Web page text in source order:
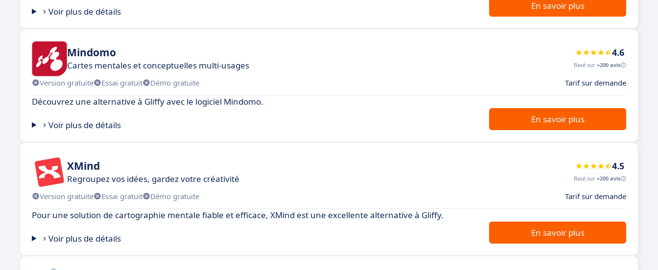
Voir plus de détails
En savoir plus
Mindomo
Cartes mentales et conceptuelles multi-usages
4.6
Basé sur +200 avis
Version gratuite Essai gratuit Démo gratuite Tarif sur demande
Découvrez une alternative à Gliffy avec le logiciel Mindomo.
Voir plus de détails
En savoir plus
XMind
Regroupez vos idées, gardez votre créativité
4.5
Basé sur +200 avis
Version gratuite Essai gratuit Démo gratuite Tarif sur demande
Pour une solution de cartographie mentale fiable et efficace, XMind est une excellente alternative à Gliffy.
Voir plus de détails
En savoir plus